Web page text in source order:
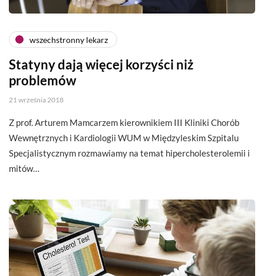
wszechstronny lekarz
Statyny dają więcej korzyści niż
problemów
21 września 2018
Z prof. Arturem Mamcarzem kierownikiem III Kliniki Chorób
Wewnętrznych i Kardiologii WUM w Międzyleskim Szpitalu
Specjalistycznym rozmawiamy na temat hipercholesterolemii i
mitów…